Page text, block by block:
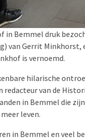
in Bemmel druk
van Gerrit
is vernoemd.
hilarische
redacteur van de
in Bemmel die
leven.
in Bemmel en veel